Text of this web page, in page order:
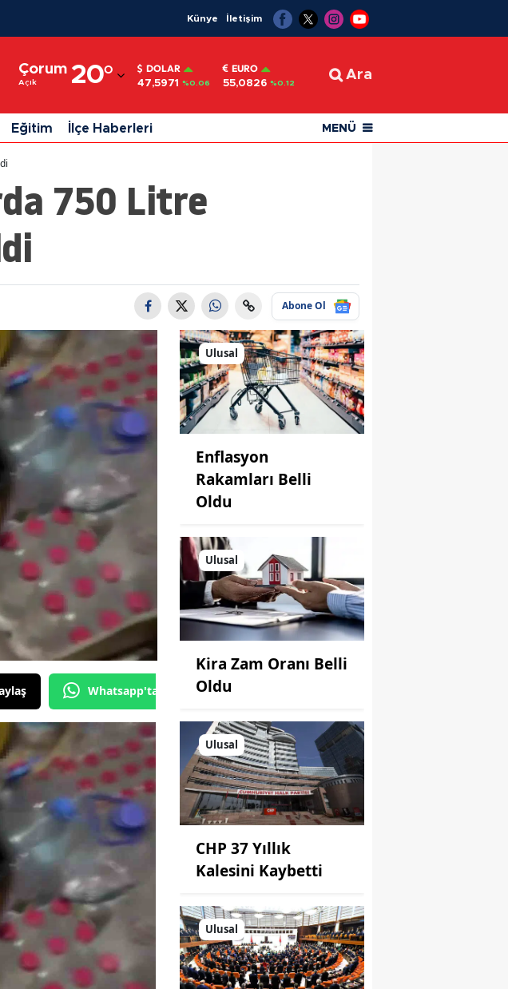
Künye İletişim
Çorum
Açık 20°
Adıyaman
Afyonkarahisar
Ağrı
Ankara
Balıkesir
Bilecik
Bingöl
Bolu
Burdur
Bursa
Çanakkale
Çankırı
Çorum
Denizli
Diyarbakır
Edirne
Elazığ
Erzincan
Erzurum
Eskişehir
Gaziantep
Giresun
Gümüşhane
DOLAR
47,5971 %0.06
EURO
55,0826 %0.12
Ara
Eğitim İlçe Haberleri MENÜ
750 Litre
Abone Ol
Whatsapp'tan Gönder
Ulusal
Enflasyon
Rakamları Belli
Oldu
Ulusal
Kira Zam Oranı Belli
Oldu
Ulusal
CHP 37 Yıllık
Kalesini Kaybetti
Ulusal